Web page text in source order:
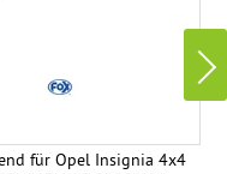
für Opel Insignia 4x4